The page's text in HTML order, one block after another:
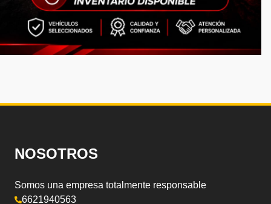
NOSOTROS
Somos una empresa totalmente responsable
6621940563